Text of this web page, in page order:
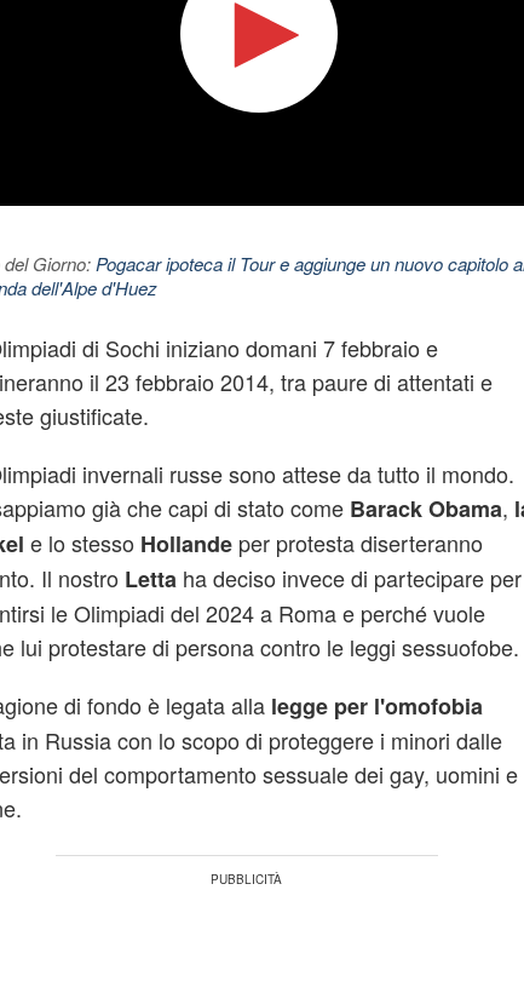
del Giorno: Pogacar ipoteca il Tour e aggiunge un nuovo capitolo
dell'Alpe d'Huez
di Sochi iniziano domani 7 febbraio e
il 23 febbraio 2014, tra paure di attentati e
giustificate.
invernali russe sono attese da tutto il mondo.
già che capi di stato come Barack Obama,
e lo stesso Hollandeper protesta diserteranno
Il nostro Letta ha deciso invece di partecipare per
le Olimpiadi del 2024 a Roma e perché vuole
lui protestare di persona contro le leggi sessuofobe.
di fondo è legata alla legge per l'omofobia
in Russia con lo scopo di proteggere i minori dalle
del comportamento sessuale dei gay, uomini e